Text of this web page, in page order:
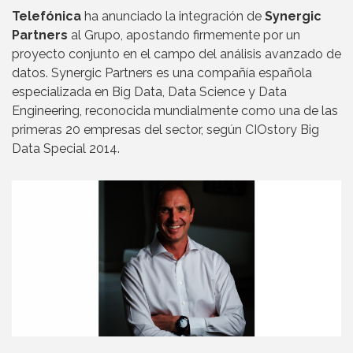
Telefónica ha anunciado la integración de Synergic
Partners al Grupo, apostando firmemente por un
proyecto conjunto en el campo del análisis avanzado de
datos. Synergic Partners es una compañía española
especializada en Big Data, Data Science y Data
Engineering, reconocida mundialmente como una de las
primeras 20 empresas del sector, según CIOstory Big
Data Special 2014.